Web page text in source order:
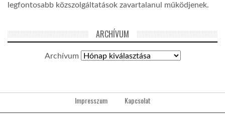
legfontosabb közszolgáltatások zavartalanul működjenek.
ARCHÍVUM
Archívum
Impresszum Kapcsolat